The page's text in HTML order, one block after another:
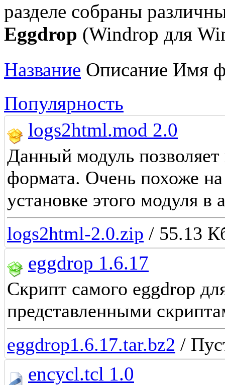
разделе собраны
Eggdrop (Windrop для
Название Описание Имя
Популярность
logs2html.mod 2.0
Данный модуль позволяет
формата. Очень похоже
установке этого модуля в
logs2html-2.0.zip / 55.13
eggdrop 1.6.17
Скрипт самого eggdrop
представленными
eggdrop1.6.17.tar.bz2 /
encycl.tcl 1.0